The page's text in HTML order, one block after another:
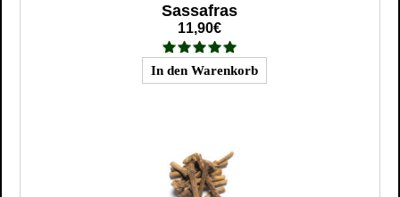
Sassafras
11,90€